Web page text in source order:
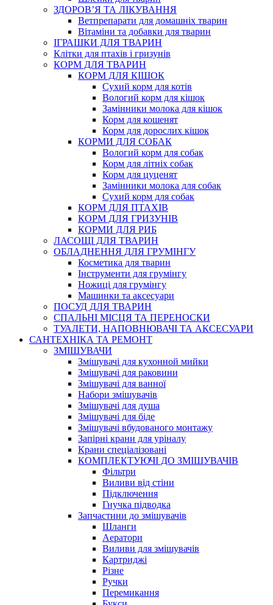
ЗДОРОВ’Я ТА ЛІКУВАННЯ
Ветпрепарати для домашніх тварин
Вітаміни та добавки для тварин
ІГРАШКИ ДЛЯ ТВАРИН
Клітки для птахів і гризунів
КОРМ ДЛЯ ТВАРИН
КОРМ ДЛЯ КІШОК
Сухий корм для котів
Вологий корм для кішок
Замінники молока для кішок
Корм для кошенят
Корм для дорослих кішок
КОРМИ ДЛЯ СОБАК
Вологий корм для собак
Корм для літніх собак
Корм для цуценят
Замінники молока для собак
Сухий корм для собак
КОРМ ДЛЯ ПТАХІВ
КОРМ ДЛЯ ГРИЗУНІВ
КОРМИ ДЛЯ РИБ
ЛАСОЩІ ДЛЯ ТВАРИН
ОБЛАДНЕННЯ ДЛЯ ГРУМІНГУ
Косметика для тварин
Інструменти для грумінгу
Ножиці для грумінгу
Машинки та аксесуари
ПОСУД ДЛЯ ТВАРИН
СПАЛЬНІ МІСЦЯ ТА ПЕРЕНОСКИ
ТУАЛЕТИ, НАПОВНЮВАЧІ ТА АКСЕСУАРИ
САНТЕХНІКА ТА РЕМОНТ
ЗМІШУВАЧИ
Змішувачі для кухонной мийки
Змішувачі для раковини
Змішувачі для ванної
Набори змішувачів
Змішувачі для душа
Змішувачі для біде
Змішувачі вбудованого монтажу
Запірні крани для уріналу
Крани спеціалізовані
КОМПЛЕКТУЮЧІ ДО ЗМІШУВАЧІВ
Фільтри
Виливи від стіни
Підключення
Гнучка підводка
Запчастини до змішувачів
Шланги
Аератори
Виливи для змішувачів
Картриджі
Різне
Ручки
Перемикання